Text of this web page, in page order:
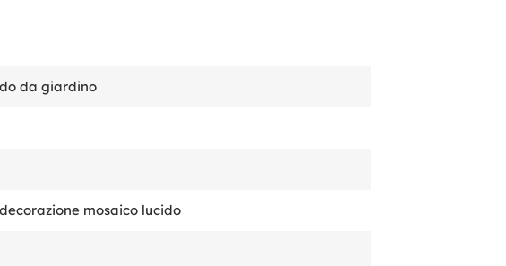
da giardino
mosaico lucido